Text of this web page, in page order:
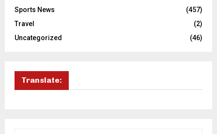
Sports News
(457)
Travel
(2)
Uncategorized
(46)
Translate: